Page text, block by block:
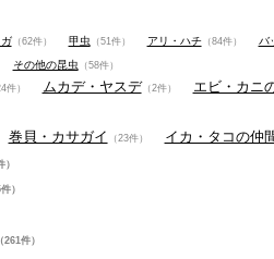
（62件） 甲虫 （51件） アリ・ハチ（84件） バ
その他の昆虫 （58件）
件） ムカデ・ヤスデ （2件） エビ・カニ
巻貝・カサガイ （23件） イカ・タコの仲
）
）
（261件）